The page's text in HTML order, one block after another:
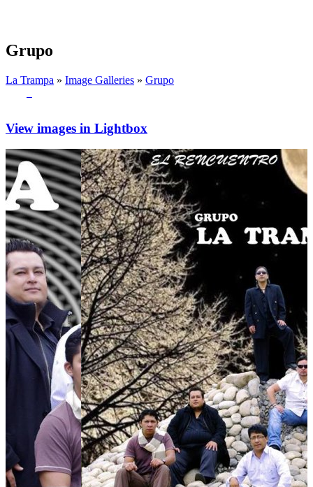
Grupo
La Trampa » Image Galleries » Grupo
View images in Lightbox